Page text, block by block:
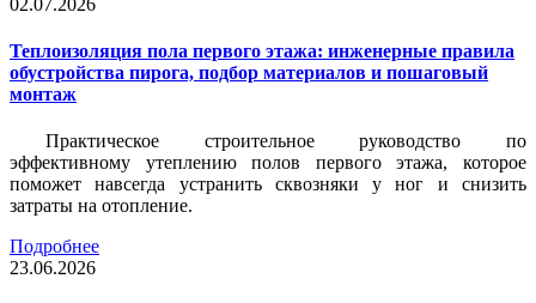
Теплоизоляция пола первого этажа: инженерные правила
обустройства пирога, подбор материалов и пошаговый
монтаж
Практическое строительное руководство по
эффективному утеплению полов первого этажа, которое
поможет навсегда устранить сквозняки у ног и снизить
затраты на отопление.
Подробнее
23.06.2026